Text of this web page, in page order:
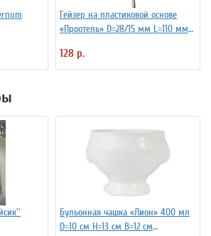
Гейзер на пластиковой основе
«Проотель» D=28/15 мм L=110 мм
128 р.
Бульонная чашка «Лион» 400 мл
D=10 см H=13 см B=12 см